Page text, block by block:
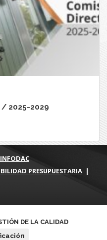
/ 2025-2029
INFODAC
PRESUPUESTARIA |
DE LA CALIDAD